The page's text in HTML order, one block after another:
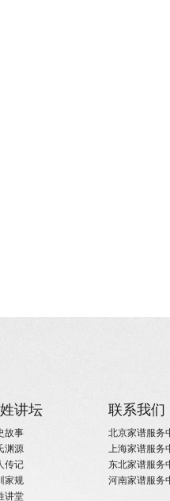
讲坛
故事
渊源
传记
家规
讲堂
联系我们
北京家谱服务
上海家谱服务
东北家谱服务
河南家谱服务